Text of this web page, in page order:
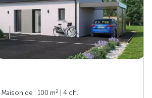
| Maison de : 100 m2
| 4 ch.